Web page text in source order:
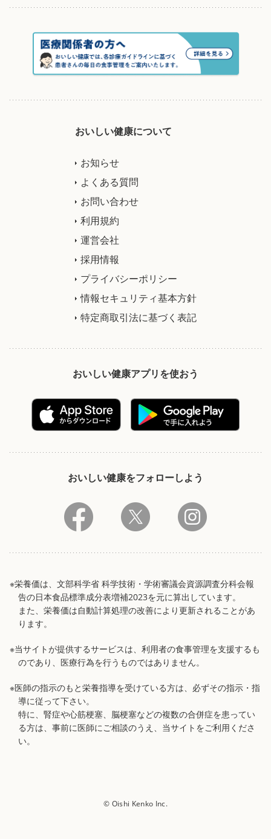
おいしい健康について
お知らせ
よくある質問
お問い合わせ
利用規約
運営会社
採用情報
プライバシーポリシー
情報セキュリティ基本方針
特定商取引法に基づく表記
おいしい健康アプリを使おう
おいしい健康をフォローしよう
※栄養価は、文部科学省 科学技術・学術審議会資源調査分科会報
告の日本食品標準成分表増補2023を元に算出しています。
また、栄養価は自動計算処理の改善により更新されることがあ
ります。
※当サイトが提供するサービスは、利用者の食事管理を支援するも
のであり、医療行為を行うものではありません。
※医師の指示のもと栄養指導を受けている方は、必ずその指示・指
導に従って下さい。
特に、腎症や心筋梗塞、脳梗塞などの複数の合併症を患ってい
る方は、事前に医師にご相談のうえ、当サイトをご利用くださ
い。
© Oishi Kenko Inc.